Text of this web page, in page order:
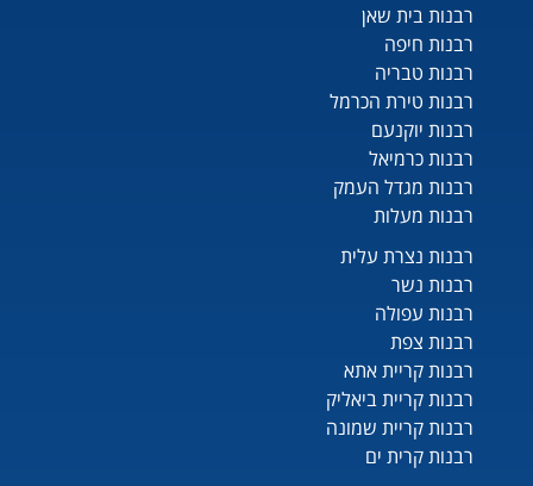
רבנות בית שאן
רבנות חיפה
רבנות טבריה
רבנות טירת הכרמל
רבנות יוקנעם
רבנות כרמיאל
רבנות מגדל העמק
רבנות מעלות
רבנות נצרת עלית
רבנות נשר
רבנות עפולה
רבנות צפת
רבנות קריית אתא
רבנות קריית ביאליק
רבנות קריית שמונה
רבנות קרית ים